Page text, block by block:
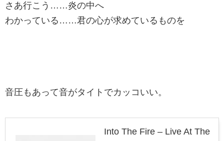
さあ行こう……炎の中へ
わかっている……君の心が求めているものを
音圧もあって音がタイトでカッコいい。
Into The Fire – Live At The